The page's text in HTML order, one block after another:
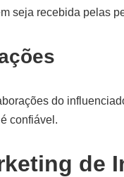
seja recebida pelas
do
confiável.
de